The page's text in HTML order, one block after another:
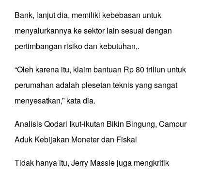
Bank, lanjut dia, memiliki kebebasan untuk
menyalurkannya ke sektor lain sesuai dengan
pertimbangan risiko dan kebutuhan,.
“Oleh karena itu, klaim bantuan Rp 80 triliun untuk
perumahan adalah plesetan teknis yang sangat
menyesatkan,” kata dia.
Analisis Qodari Ikut-ikutan Bikin Bingung, Campur
Aduk Kebijakan Moneter dan Fiskal
Tidak hanya itu, Jerry Massie juga mengkritik